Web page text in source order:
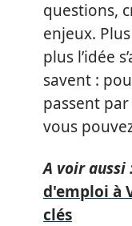
questions,
enjeux.
plus l’idée
savent :
passent
vous
A voir aussi
d'emploi à
clés